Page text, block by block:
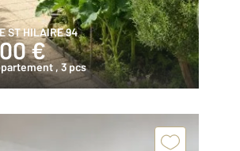
ST HILAIRE 94
€
, 3 pcs